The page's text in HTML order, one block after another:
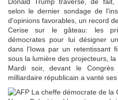
selon le dernier sondage de
d'opinions favorables, un record
Cerise sur le gâteau: les
démocrates pour lui désigner
dans l'Iowa par un retentissant
sous la lumière des projecteurs, la
Mardi soir, devant le
milliardaire républicain a vanté